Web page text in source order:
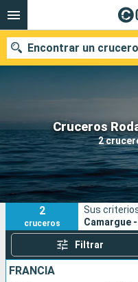
Cruceros
2
Encontrar un crucero
Nuestros destinos
Fecha de salida
Puertos
2
cruceros
Sus
Camargue
Filtrar
FRANCIA